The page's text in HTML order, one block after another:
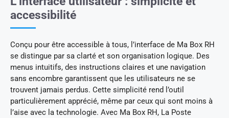
accessibilité
Conçu pour être accessible à tous, l’interface de Ma Box RH
se distingue par sa clarté et son organisation logique. Des
menus intuitifs, des instructions claires et une navigation
sans encombre garantissent que les utilisateurs ne se
trouvent jamais perdus. Cette simplicité rend l’outil
particulièrement apprécié, même par ceux qui sont moins à
l’aise avec la technologie. Avec Ma Box RH, La Poste